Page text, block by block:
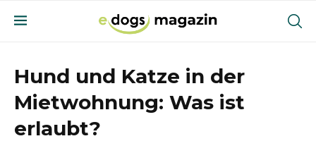
Hund und Katze in der
Mietwohnung: Was ist
erlaubt?